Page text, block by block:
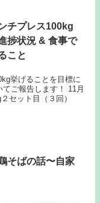
チプレス100kg
捗状況 & 食事で
こと
挙げることを目標に
ご報告します！ 11月
セット目（３回）
そばの話〜自家